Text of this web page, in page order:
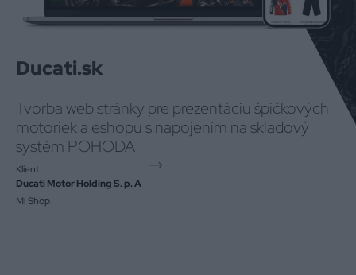
Ducati.sk
Tvorba web stránky pre prezentáciu špičkových
motoriek a eshopu s napojením na skladový
systém POHODA
Klient
Ducati Motor Holding S. p. A
Mi Shop